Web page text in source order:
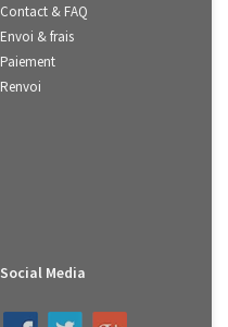
Contact & FAQ
Envoi & frais
Paiement
Renvoi
Social Media